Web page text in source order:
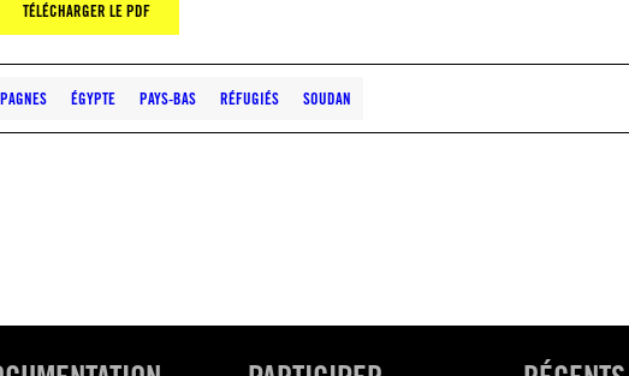
TÉLÉCHARGER LE PDF
ÉGYPTE PAYS-BAS RÉFUGIÉS SOUDAN